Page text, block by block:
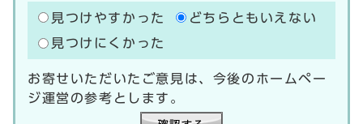
見つけやすかった
どちらともいえない
見つけにくかった
お寄せいただいたご意見は、今後のホームペー
ジ運営の参考とします。